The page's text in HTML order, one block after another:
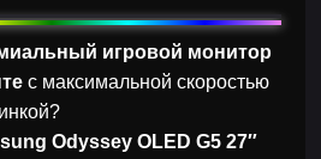
игровой монитор
с максимальной скоростью
Odyssey OLED G5 27″